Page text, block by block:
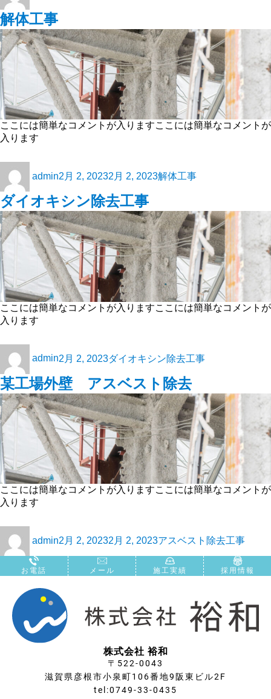
解体工事
ここには簡単なコメントが入りますここには簡単なコメントが
入ります
admin2月 2, 20232月 2, 2023解体工事
ダイオキシン除去工事
ここには簡単なコメントが入りますここには簡単なコメントが
入ります
admin2月 2, 2023ダイオキシン除去工事
某工場外壁 アスベスト除去
ここには簡単なコメントが入りますここには簡単なコメントが
入ります
admin2月 2, 20232月 2, 2023アスベスト除去工事
お電話 メール 施工実績 採用情報
株式会社 裕和
〒522-0043
滋賀県彦根市小泉町106番地9阪東ビル2F
tel:0749-33-0435